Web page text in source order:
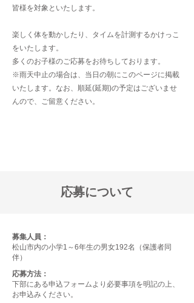
皆様を対象といたします。
楽しく体を動かしたり、タイムを計測するかけっこ
をいたします。
多くのお子様のご応募をお待ちしております。
※雨天中止の場合は、当日の朝にこのページに掲載
いたします。なお、順延(延期)の予定はございませ
んので、ご留意ください。
応募について
募集人員：
松山市内の小学1～6年生の男女192名（保護者同
伴）
応募方法：
下部にある申込フォームより必要事項を明記の上、
お申込みください。